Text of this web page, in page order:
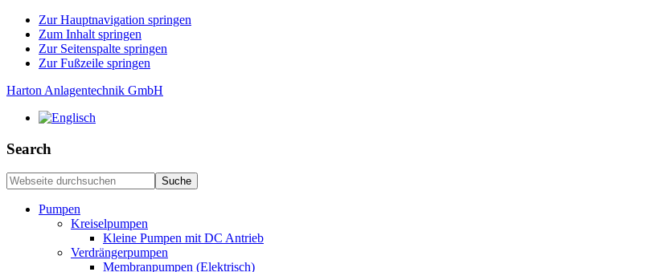
Zur Hauptnavigation springen
Zum Inhalt springen
Zur Seitenspalte springen
Zur Fußzeile springen
Harton Anlagentechnik GmbH
Search
Webseite
durchsuchen
Pumpen
Kreiselpumpen
Kleine Pumpen mit DC Antrieb
Verdrängerpumpen
Membranpumpen (Elektrisch)